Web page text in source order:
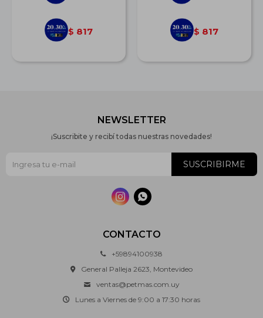
$ 817 $ 817
CONTACTO
+59894100938
General Palleja 2623, Montevideo
ventas@petmas.com.uy
Lunes a Viernes de 9:00 a 17:30 horas
NEWSLETTER
¡Suscribite y recibí todas nuestras novedades!
SUSCRIBIRME
 